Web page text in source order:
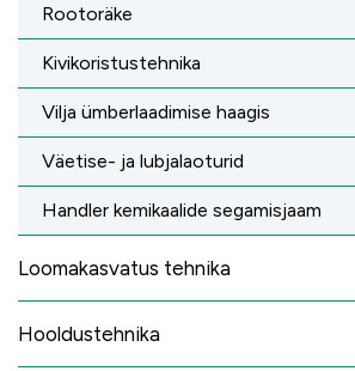
Rootoräke
Kivikoristustehnika
Vilja ümberlaadimise haagis
Väetise- ja lubjalaoturid
Handler kemikaalide segamisjaam
Loomakasvatus tehnika
Hooldustehnika